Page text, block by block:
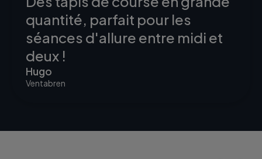
quantité, parfait pour les
séances d'allure entre midi et
deux !
Hugo
Ventabren